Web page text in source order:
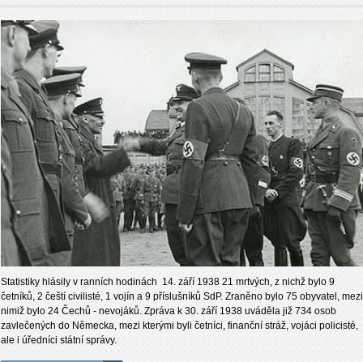
Statistiky hlásily v ranních hodinách 14. září 1938 21 mrtvých, z nichž bylo 9
četníků, 2 čeští civilisté, 1 vojín a 9 příslušníků SdP. Zraněno bylo 75 obyvatel, mezi
nimiž bylo 24 Čechů - nevojáků. Zpráva k 30. září 1938 uváděla již 734 osob
zavlečených do Německa, mezi kterými byli četníci, finanční stráž, vojáci policisté,
ale i úředníci státní správy.